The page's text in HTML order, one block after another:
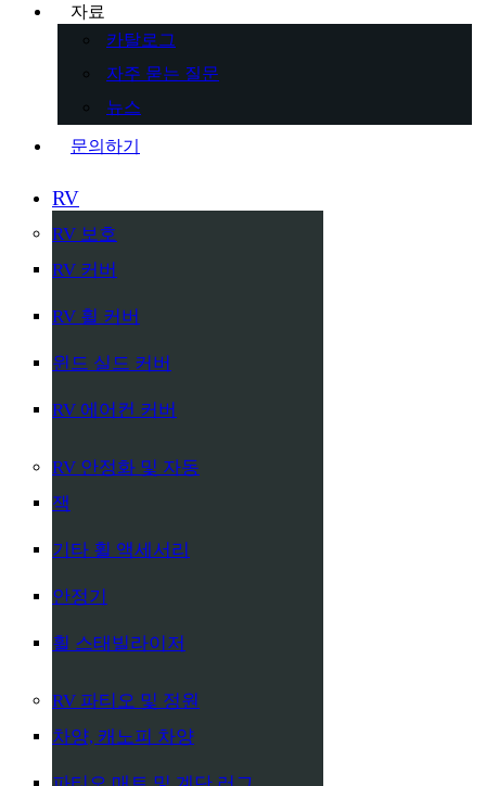
자료
카탈로그
자주 묻는 질문
뉴스
문의하기
RV
RV 보호
RV 커버
RV 휠 커버
윈드 실드 커버
RV 에어컨 커버
RV 안정화 및 자동
잭
기타 휠 액세서리
안정기
휠 스태빌라이저
RV 파티오 및 정원
차양, 캐노피 차양